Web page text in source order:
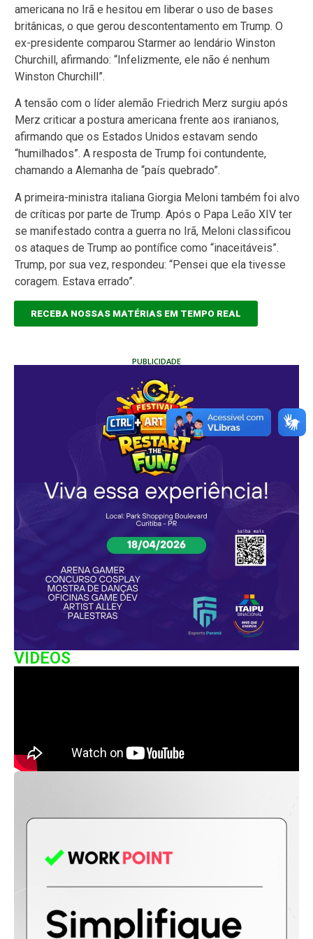
americana no Irã e hesitou em liberar o uso de bases
britânicas, o que gerou descontentamento em Trump. O
ex-presidente comparou Starmer ao lendário Winston
Churchill, afirmando: “Infelizmente, ele não é nenhum
Winston Churchill”.
A tensão com o líder alemão Friedrich Merz surgiu após
Merz criticar a postura americana frente aos iranianos,
afirmando que os Estados Unidos estavam sendo
“humilhados”. A resposta de Trump foi contundente,
chamando a Alemanha de “país quebrado”.
A primeira-ministra italiana Giorgia Meloni também foi alvo
de críticas por parte de Trump. Após o Papa Leão XIV ter
se manifestado contra a guerra no Irã, Meloni classificou
os ataques de Trump ao pontífice como “inaceitáveis”.
Trump, por sua vez, respondeu: “Pensei que ela tivesse
coragem. Estava errado”.
RECEBA NOSSAS MATÉRIAS EM TEMPO REAL
PUBLICIDADE
VIDEOS